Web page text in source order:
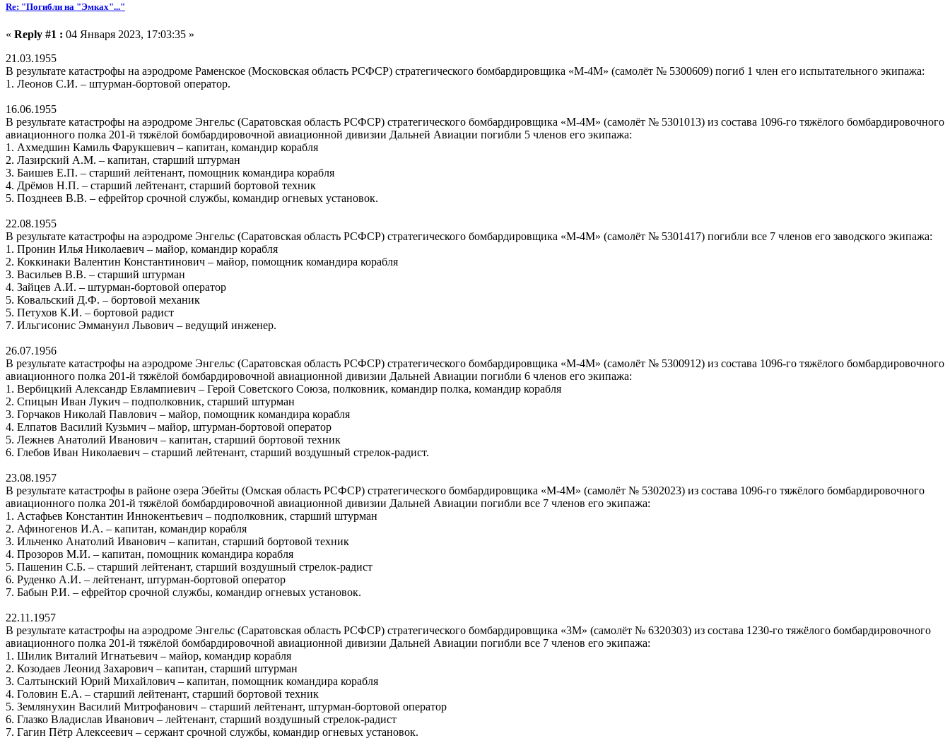
Re: "Погибли на "Эмках"..."
« Reply #1 : 04 Января 2023, 17:03:35 »
21.03.1955
В результате катастрофы на аэродроме Раменское (Московская область РСФСР) стратегического бомбардировщика «М-4М» (самолёт № 5300609) погиб 1 член его испытательного экипажа:
1. Леонов С.И. – штурман-бортовой оператор.
16.06.1955
В результате катастрофы на аэродроме Энгельс (Саратовская область РСФСР) стратегического бомбардировщика «М-4М» (самолёт № 5301013) из состава 1096-го тяжёлого бомбардировочного
авиационного полка 201-й тяжёлой бомбардировочной авиационной дивизии Дальней Авиации погибли 5 членов его экипажа:
1. Ахмедшин Камиль Фарукшевич – капитан, командир корабля
2. Лазирский А.М. – капитан, старший штурман
3. Баишев Е.П. – старший лейтенант, помощник командира корабля
4. Дрёмов Н.П. – старший лейтенант, старший бортовой техник
5. Позднеев В.В. – ефрейтор срочной службы, командир огневых установок.
22.08.1955
В результате катастрофы на аэродроме Энгельс (Саратовская область РСФСР) стратегического бомбардировщика «М-4М» (самолёт № 5301417) погибли все 7 членов его заводского экипажа:
1. Пронин Илья Николаевич – майор, командир корабля
2. Коккинаки Валентин Константинович – майор, помощник командира корабля
3. Васильев В.В. – старший штурман
4. Зайцев А.И. – штурман-бортовой оператор
5. Ковальский Д.Ф. – бортовой механик
5. Петухов К.И. – бортовой радист
7. Ильгисонис Эммануил Львович – ведущий инженер.
26.07.1956
В результате катастрофы на аэродроме Энгельс (Саратовская область РСФСР) стратегического бомбардировщика «М-4М» (самолёт № 5300912) из состава 1096-го тяжёлого бомбардировочного
авиационного полка 201-й тяжёлой бомбардировочной авиационной дивизии Дальней Авиации погибли 6 членов его экипажа:
1. Вербицкий Александр Евлампиевич – Герой Советского Союза, полковник, командир полка, командир корабля
2. Спицын Иван Лукич – подполковник, старший штурман
3. Горчаков Николай Павлович – майор, помощник командира корабля
4. Елпатов Василий Кузьмич – майор, штурман-бортовой оператор
5. Лежнев Анатолий Иванович – капитан, старший бортовой техник
6. Глебов Иван Николаевич – старший лейтенант, старший воздушный стрелок-радист.
23.08.1957
В результате катастрофы в районе озера Эбейты (Омская область РСФСР) стратегического бомбардировщика «М-4М» (самолёт № 5302023) из состава 1096-го тяжёлого бомбардировочного
авиационного полка 201-й тяжёлой бомбардировочной авиационной дивизии Дальней Авиации погибли все 7 членов его экипажа:
1. Астафьев Константин Иннокентьевич – подполковник, старший штурман
2. Афиногенов И.А. – капитан, командир корабля
3. Ильченко Анатолий Иванович – капитан, старший бортовой техник
4. Прозоров М.И. – капитан, помощник командира корабля
5. Пашенин С.Б. – старший лейтенант, старший воздушный стрелок-радист
6. Руденко А.И. – лейтенант, штурман-бортовой оператор
7. Бабын Р.И. – ефрейтор срочной службы, командир огневых установок.
22.11.1957
В результате катастрофы на аэродроме Энгельс (Саратовская область РСФСР) стратегического бомбардировщика «3М» (самолёт № 6320303) из состава 1230-го тяжёлого бомбардировочного
авиационного полка 201-й тяжёлой бомбардировочной авиационной дивизии Дальней Авиации погибли все 7 членов его экипажа:
1. Шилик Виталий Игнатьевич – майор, командир корабля
2. Козодаев Леонид Захарович – капитан, старший штурман
3. Салтынский Юрий Михайлович – капитан, помощник командира корабля
4. Головин Е.А. – старший лейтенант, старший бортовой техник
5. Землянухин Василий Митрофанович – старший лейтенант, штурман-бортовой оператор
6. Глазко Владислав Иванович – лейтенант, старший воздушный стрелок-радист
7. Гагин Пётр Алексеевич – сержант срочной службы, командир огневых установок.